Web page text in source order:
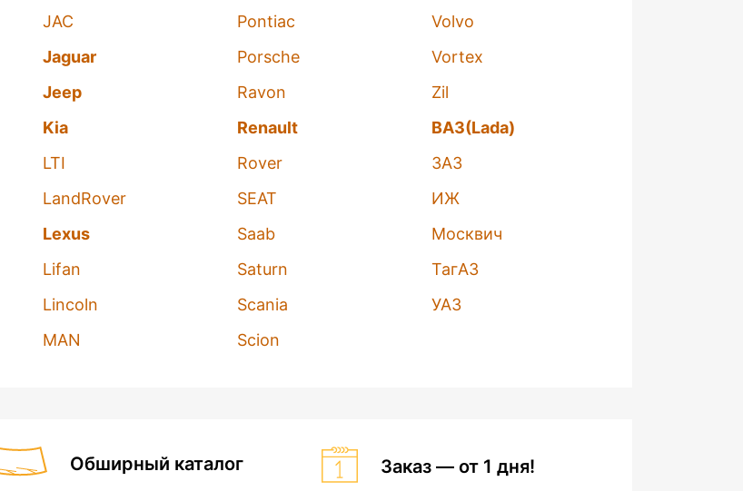
JAC
Jaguar
Jeep
Kia
LTI
LandRover
Lexus
Lifan
Lincoln
MAN
Pontiac
Porsche
Ravon
Renault
Rover
SEAT
Saab
Saturn
Scania
Scion
Volvo
Vortex
Zil
ВАЗ(Lada)
ЗАЗ
ИЖ
Москвич
ТагАЗ
УАЗ
Обширный каталог Заказ — от 1 дня!